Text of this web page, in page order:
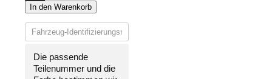
STOßSTANGE
LACKIERT
IN
WUNSCHFARBE
NEU
In den Warenkorb
Die passende
Teilenummer und die